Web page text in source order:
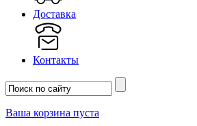
Доставка
Контакты
Ваша корзина пуста